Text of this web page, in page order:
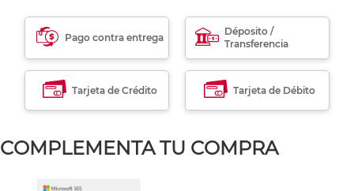
Pago contra entrega
Déposito /
Transferencia
Tarjeta de Crédito Tarjeta de Débito
COMPLEMENTA TU COMPRA